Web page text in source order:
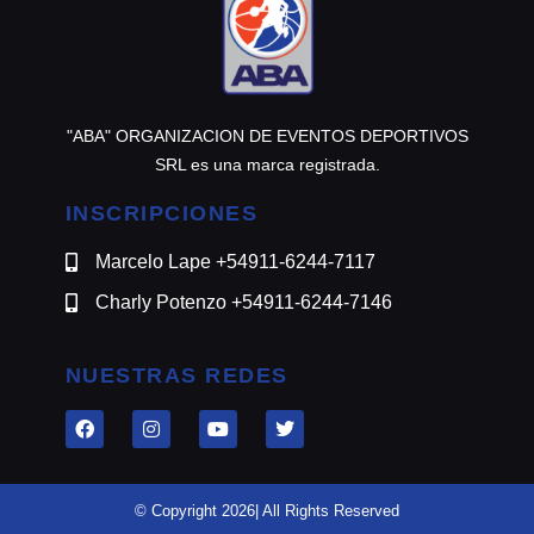
"ABA" ORGANIZACION DE EVENTOS DEPORTIVOS
SRL es una marca registrada.
INSCRIPCIONES
Marcelo Lape +54911-6244-7117
Charly Potenzo +54911-6244-7146
NUESTRAS REDES
© Copyright 2026| All Rights Reserved